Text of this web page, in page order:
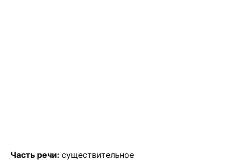
Часть речи: существительное